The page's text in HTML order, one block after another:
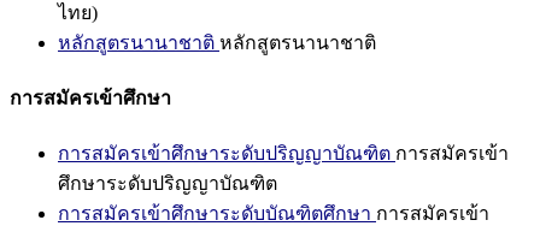
ไทย)
หลักสูตรนานาชาติ หลักสูตรนานาชาติ
การสมัครเข้าศึกษา
การสมัครเข้าศึกษาระดับปริญญาบัณฑิต การสมัครเข้า
ศึกษาระดับปริญญาบัณฑิต
การสมัครเข้าศึกษาระดับบัณฑิตศึกษา การสมัครเข้า